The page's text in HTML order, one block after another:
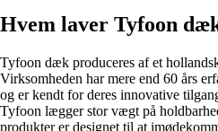
Hvem laver Tyfoon
Tyfoon dæk produceres af et
Virksomheden har mere end 60 års
og er kendt for deres innovative
Tyfoon lægger stor vægt på
produkter er designet til at